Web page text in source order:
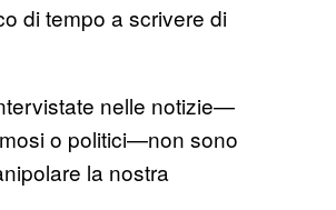
di tempo a scrivere di
nelle notizie—
o politici—non sono
la nostra